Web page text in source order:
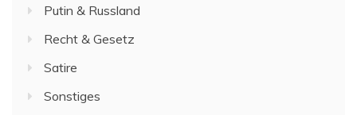
Putin & Russland
Recht & Gesetz
Satire
Sonstiges